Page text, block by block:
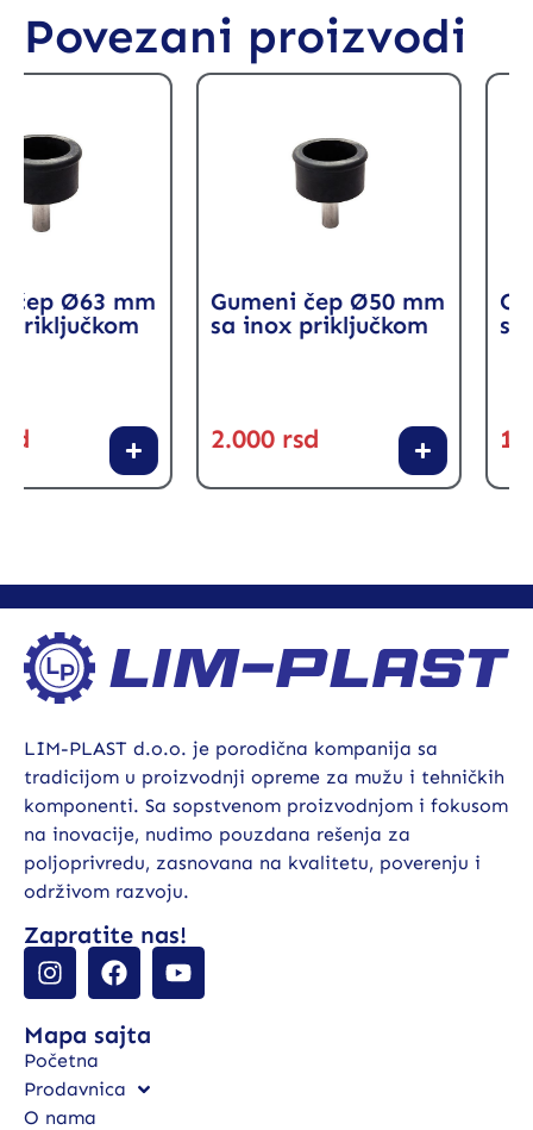
Povezani proizvodi
Gumeni čep Ø50 mm
sa inox priključkom
2.000 rsd
Gumeni čep
sa inox
1.500 rsd
LIM-PLAST d.o.o. je porodična kompanija sa
tradicijom u proizvodnji opreme za mužu i tehničkih
komponenti. Sa sopstvenom proizvodnjom i fokusom
na inovacije, nudimo pouzdana rešenja za
poljoprivredu, zasnovana na kvalitetu, poverenju i
održivom razvoju.
Zapratite nas!
Mapa sajta
Početna
Prodavnica
O nama